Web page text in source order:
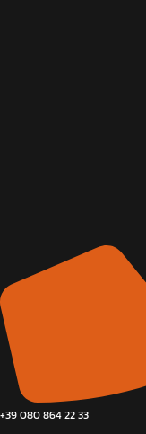
+39 080 864 22 33